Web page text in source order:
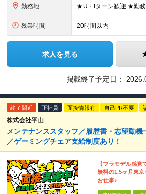
勤務地
残業時間 20時間以内
求人を見る
掲載終了予定日：
終了間近 正社員 面接情報有 自己PR不要
株式会社平山
メンテナンススタッフ／履歴書・志望動
／ゲーミングチェア支給制度あり！
【プラモデル感
無料の1.5ヶ月東
お仕事♪